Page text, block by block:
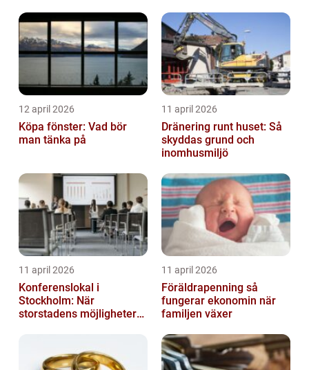
12 april 2026
Köpa fönster: Vad bör
man tänka på
11 april 2026
Dränering runt huset: Så
skyddas grund och
inomhusmiljö
11 april 2026
Konferenslokal i
Stockholm: När
storstadens möjligheter
11 april 2026
Föräldrapenning så
fungerar ekonomin när
familjen växer